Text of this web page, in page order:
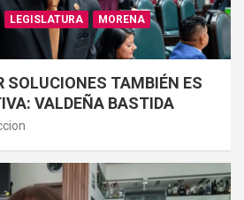
LEGISLATURA
MORENA
SOLUCIONES TAMBIÉN ES
VALDEÑA BASTIDA